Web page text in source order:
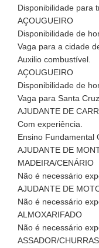
Disponibilidade para
AÇOUGUEIRO
Disponibilidade de
Vaga para a cidade
Auxilio combustível.
AÇOUGUEIRO
Disponibilidade de
Vaga para Santa
AJUDANTE DE
Com experiência.
Ensino Fundamental
AJUDANTE DE
MADEIRA/CENÁRIO
Não é necessário
AJUDANTE DE
Não é necessário
ALMOXARIFADO
Não é necessário
ASSADOR/